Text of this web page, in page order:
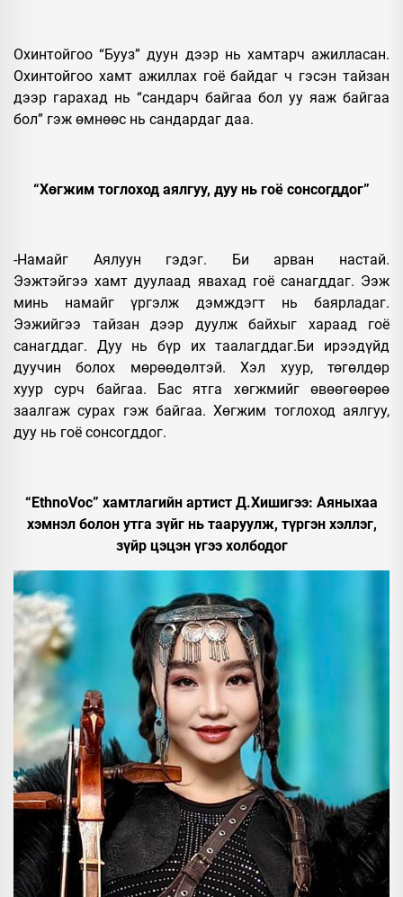
Охинтойгоо “Бууз” дуун дээр нь хамтарч ажилласан.
Охинтойгоо хамт ажиллах гоё байдаг ч гэсэн тайзан
дээр гарахад нь “сандарч байгаа бол уу яаж байгаа
бол” гэж өмнөөс нь сандардаг даа.
“Хөгжим тоглоход аялгуу, дуу нь гоё сонсогддог”
-Намайг Аялуун гэдэг. Би арван настай.
Ээжтэйгээ хамт дуулаад явахад гоё санагддаг. Ээж
минь намайг үргэлж дэмждэгт нь баярладаг.
Ээжийгээ тайзан дээр дуулж байхыг хараад гоё
санагддаг. Дуу нь бүр их таалагддаг.Би ирээдүйд
дуучин болох мөрөөдөлтэй. Хэл хуур, төгөлдөр
хуур сурч байгаа. Бас ятга хөгжмийг өвөөгөөрөө
заалгаж сурах гэж байгаа. Хөгжим тоглоход аялгуу,
дуу нь гоё сонсогддог.
“EthnoVoc” хамтлагийн артист Д.Хишигээ: Аяныхаа
хэмнэл болон утга зүйг нь тааруулж, түргэн хэллэг,
зүйр цэцэн үгээ холбодог